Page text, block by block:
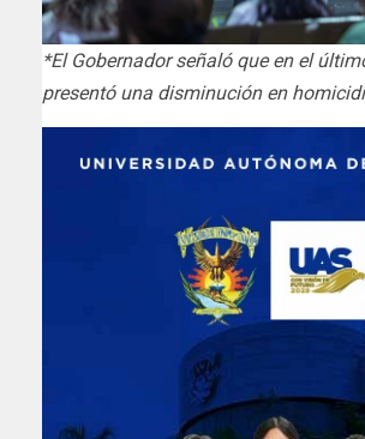
*El Gobernador señaló que en el
presentó una disminución en